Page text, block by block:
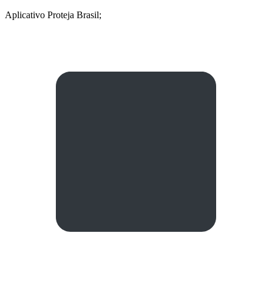
Aplicativo Proteja Brasil;